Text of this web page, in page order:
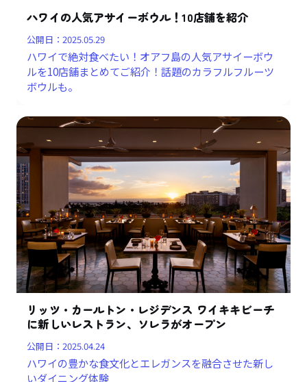
ハワイの人気アサイーボウル！10店舗を紹介
公開日：2025.05.29
ハワイで絶対食べたい！オアフ島の人気アサイーボウ
ルを10店舗まとめてご紹介！話題のカラフルフルーツ
ボウルも。
リッツ・カールトン・レジデンス ワイキキビーチ
に新しいレストラン、ソレラがオープン
公開日：2025.04.24
ハワイの豊かな食文化とエレガンスを融合させた新し
いダイニング体験